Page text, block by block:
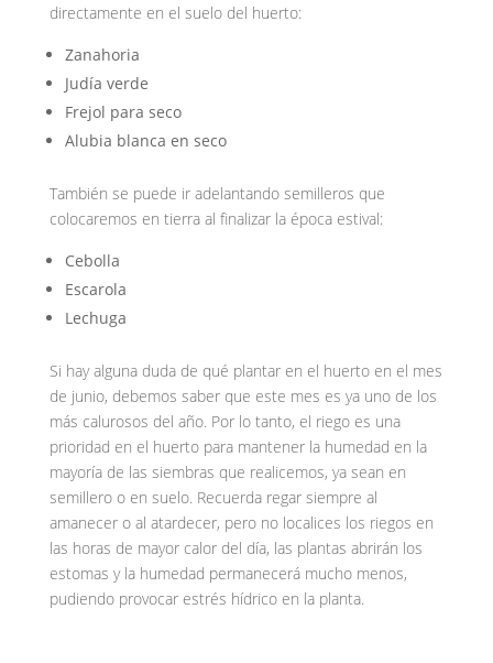
directamente en el suelo del huerto:
Zanahoria
Judía verde
Frejol para seco
Alubia blanca en seco
También se puede ir adelantando semilleros que
colocaremos en tierra al finalizar la época estival:
Cebolla
Escarola
Lechuga
Si hay alguna duda de qué plantar en el huerto en el mes
de junio, debemos saber que este mes es ya uno de los
más calurosos del año. Por lo tanto, el riego es una
prioridad en el huerto para mantener la humedad en la
mayoría de las siembras que realicemos, ya sean en
semillero o en suelo. Recuerda regar siempre al
amanecer o al atardecer, pero no localices los riegos en
las horas de mayor calor del día, las plantas abrirán los
estomas y la humedad permanecerá mucho menos,
pudiendo provocar estrés hídrico en la planta.